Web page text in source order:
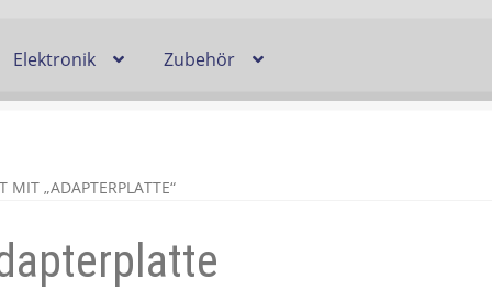
Elektronik Zubehör
Lieferzeit & Verfügbarkeit
und Elektronikgeräte Verordnung
MIT „ADAPTERPLATTE“